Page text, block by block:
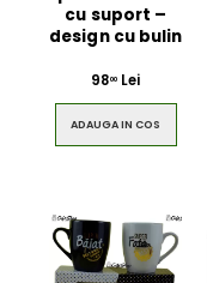
cu suport –
design cu bulin
9800 Lei
ADAUGA IN COS